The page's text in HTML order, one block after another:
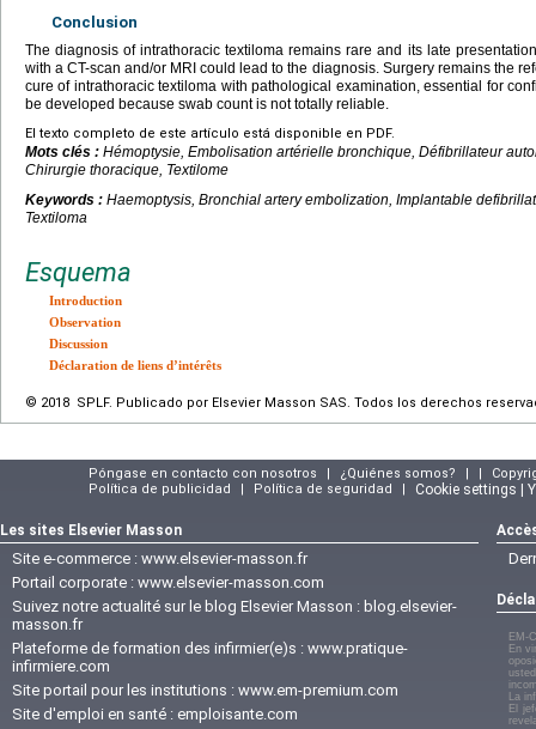
Conclusion
The diagnosis of intrathoracic textiloma remains rare and its late
with a CT-scan and/or MRI could lead to the diagnosis. Surgery remains the
cure of intrathoracic textiloma with pathological examination, essential for
be developed because swab count is not totally reliable.
El texto completo de este artículo está disponible en PDF.
Mots clés : Hémoptysie, Embolisation artérielle bronchique, Défibrillateur
Chirurgie thoracique, Textilome
Keywords : Haemoptysis, Bronchial artery embolization, Implantable
Textiloma
Esquema
Introduction
Observation
Discussion
Déclaration de liens d’intérêts
© 2018 SPLF. Publicado por Elsevier Masson SAS. Todos los derechos
Póngase en contacto con nosotros ¿Quiénes somos?
Política de publicidad
Política de seguridad Cookie settings |
Les sites Elsevier Masson
Site e-commerce : www.elsevier-masson.fr
Portail corporate : www.elsevier-masson.com
Suivez notre actualité sur le blog Elsevier Masson : blog.elsevier-
masson.fr
Plateforme de formation des infirmier(e)s : www.pratique-
infirmiere.com
Site portail pour les institutions : www.em-premium.com
Site d'emploi en santé : emploisante.com
EM-
En
La
El